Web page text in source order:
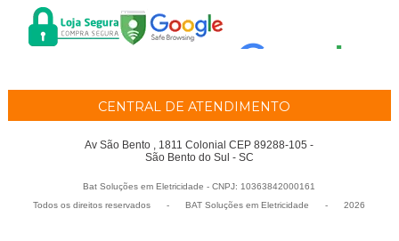
CENTRAL DE ATENDIMENTO
Av São Bento , 1811 Colonial CEP 89288-105 -
São Bento do Sul - SC
Bat Soluções em Eletricidade - CNPJ: 10363842000161
Todos os direitos reservados
- BAT Soluções em Eletricidade - 2026